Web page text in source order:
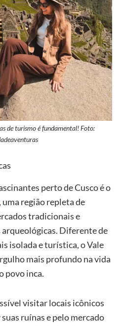
de turismo é fundamental! Foto:
perto de Cusco é o
, uma região repleta de
tradicionais e
Diferente de
isolada e turística, o Vale
mais profundo na vida
povo inca.
visitar locais icônicos
ruínas e pelo mercado